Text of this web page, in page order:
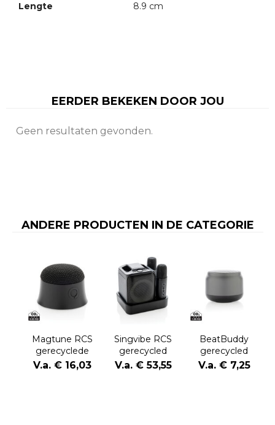
Lengte 8.9 cm
EERDER BEKEKEN DOOR JOU
Geen resultaten gevonden.
ANDERE PRODUCTEN IN DE CATEGORIE
Magtune RCS
gerecyclede
plastic
magnetische
V.a. € 16,03
Singvibe RCS
gerecycled
plastic
karaokeset met
V.a. € 53,55
BeatBuddy
gerecycled
plastic 3W-
luidspreker
V.a. € 7,25